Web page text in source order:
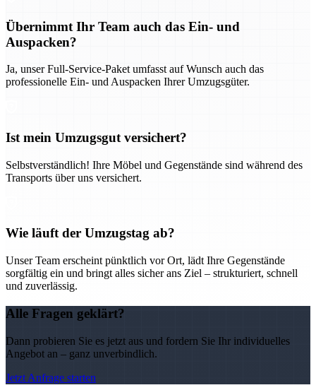
Übernimmt Ihr Team auch das Ein- und
Auspacken?
Ja, unser Full-Service-Paket umfasst auf Wunsch auch das
professionelle Ein- und Auspacken Ihrer Umzugsgüter.
Ist mein Umzugsgut versichert?
Selbstverständlich! Ihre Möbel und Gegenstände sind während des
Transports über uns versichert.
Wie läuft der Umzugstag ab?
Unser Team erscheint pünktlich vor Ort, lädt Ihre Gegenstände
sorgfältig ein und bringt alles sicher ans Ziel – strukturiert, schnell
und zuverlässig.
Alle Fragen geklärt?
Dann probieren Sie es jetzt aus und fordern Sie Ihr individuelles
Angebot an – ganz unverbindlich.
Jetzt Anfrage starten